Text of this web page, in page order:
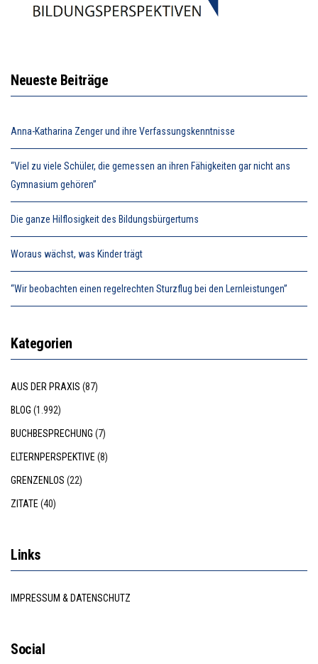
Neueste Beiträge
Anna-Katharina Zenger und ihre Verfassungskenntnisse
“Viel zu viele Schüler, die gemessen an ihren Fähigkeiten gar nicht ans
Gymnasium gehören”
Die ganze Hilflosigkeit des Bildungsbürgertums
Woraus wächst, was Kinder trägt
“Wir beobachten einen regelrechten Sturzflug bei den Lernleistungen”
Kategorien
AUS DER PRAXIS (87)
BLOG (1.992)
BUCHBESPRECHUNG (7)
ELTERNPERSPEKTIVE (8)
GRENZENLOS (22)
ZITATE (40)
Links
IMPRESSUM & DATENSCHUTZ
Social